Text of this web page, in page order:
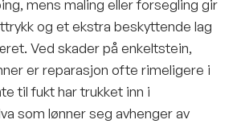
mens maling eller forsegling gir
og et ekstra beskyttende lag
Ved skader på enkeltstein,
er reparasjon ofte rimeligere i
til fukt har trukket inn i
som lønner seg avhenger av